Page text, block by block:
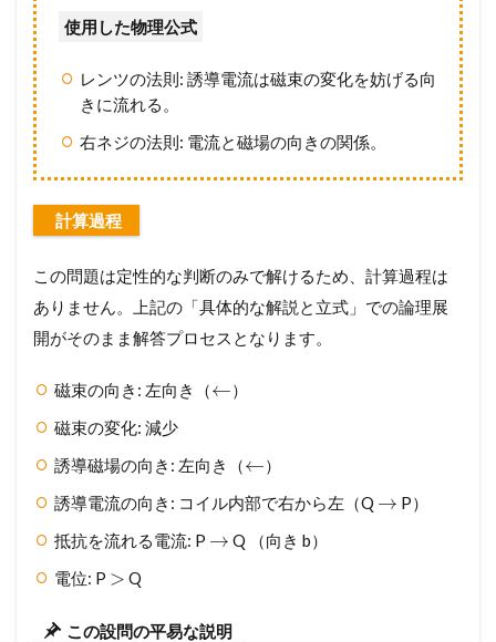
使用した物理公式
レンツの法則: 誘導電流は磁束の変化を妨げる向
きに流れる。
右ネジの法則: 電流と磁場の向きの関係。
計算過程
この問題は定性的な判断のみで解けるため、計算過程は
ありません。上記の「具体的な解説と立式」での論理展
開がそのまま解答プロセスとなります。
磁束の向き: 左向き（←）
磁束の変化: 減少
誘導磁場の向き: 左向き（←）
誘導電流の向き: コイル内部で右から左（Q → P）
抵抗を流れる電流: P → Q （向き b）
電位: P > Q
この設問の平易な説明